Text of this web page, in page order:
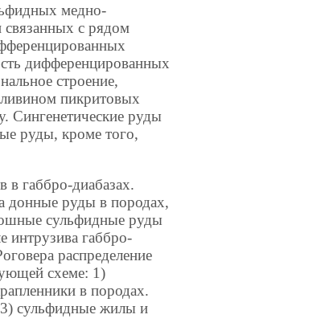
медно-
связанных с рядом
дифференцированных
строение,
пикритовых
Сингенетические руды
руды, кроме того,
в габбро-диабазах.
донные руды в породах,
сульфидные руды
интрузива габбро-
распределение
схеме: 1)
в породах.
сульфидные жилы и